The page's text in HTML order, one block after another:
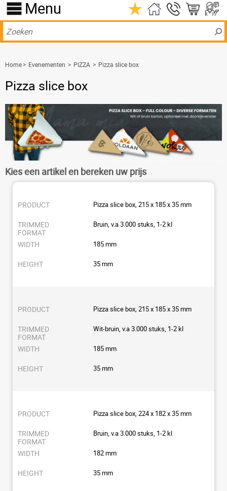
Menu
Home> Evenementen > PIZZA > Pizza slice box
Pizza slice box
Kies een artikel en bereken uw prijs
Pizza slice box, 215 x 185 x 35 mm
Bruin, v.a 3.000 stuks, 1-2 kl
185 mm
35 mm
Pizza slice box, 215 x 185 x 35 mm
Wit-bruin, v.a 3.000 stuks, 1-2 kl
185 mm
35 mm
Pizza slice box, 224 x 182 x 35 mm
Bruin, v.a 3.000 stuks, 1-2 kl
182 mm
35 mm